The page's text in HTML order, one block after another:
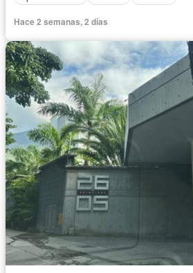
Hace 2 semanas, 2 días